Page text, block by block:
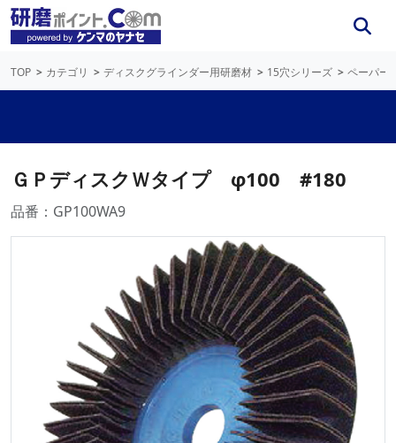
TOP カテゴリ ディスクグラインダー用研磨材 15穴シリーズ ペーパー
ＧＰディスクＷタイプ φ100 #180
品番：GP100WA9